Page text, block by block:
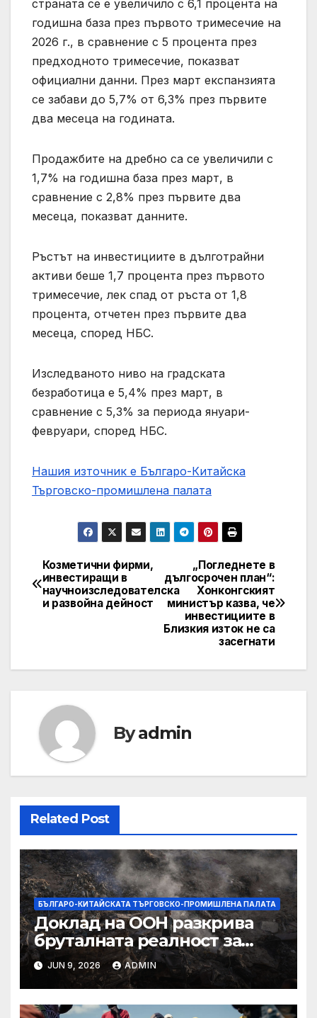
страната се е увеличило с 6,1 процента на
годишна база през първото тримесечие на
2026 г., в сравнение с 5 процента през
предходното тримесечие, показват
официални данни. През март експанзията
се забави до 5,7% от 6,3% през първите
два месеца на годината.
Продажбите на дребно са се увеличили с
1,7% на годишна база през март, в
сравнение с 2,8% през първите два
месеца, показват данните.
Ръстът на инвестициите в дълготрайни
активи беше 1,7 процента през първото
тримесечие, лек спад от ръста от 1,8
процента, отчетен през първите два
месеца, според НБС.
Изследваното ниво на градската
безработица е 5,4% през март, в
сравнение с 5,3% за периода януари-
февруари, според НБС.
Нашия източник е Българо-Китайска
Търговско-промишлена палaта
Post
navigation
„Погледнете в
дългосрочен план“:
Хонконгският
министър казва, че
инвестициите в
Близкия изток не са
засегнати
Козметични фирми,
инвестиращи в
научноизследователска
и развойна дейност
Byadmin
Related Post
БЪЛГАРО-КИТАЙСКАТА ТЪРГОВСКО-ПРОМИШЛЕНА ПАЛАТА
Доклад на ООН разкрива
бруталната реалност за
палестинците в Газа,
Западния бряг
JUN 9, 2026 ADMIN